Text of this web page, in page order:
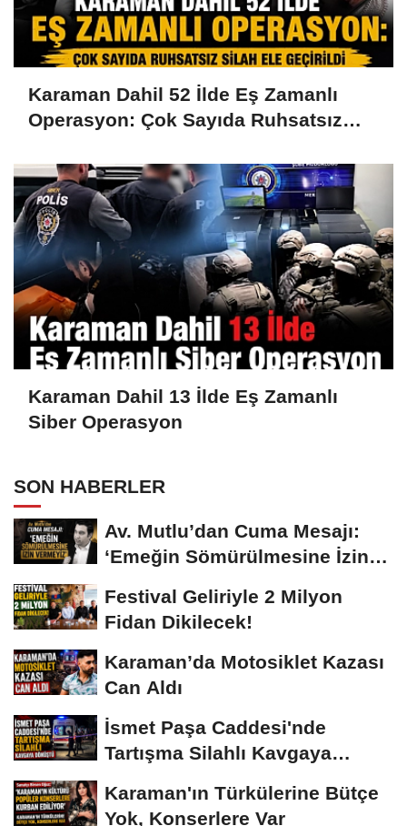
Karaman Dahil 52 İlde Eş Zamanlı
Operasyon: Çok Sayıda Ruhsatsız
Karaman Dahil 13 İlde Eş Zamanlı
Siber Operasyon
SON HABERLER
Av. Mutlu’dan Cuma Mesajı:
‘Emeğin Sömürülmesine İzin
Festival Geliriyle 2 Milyon
Fidan Dikilecek!
Karaman’da Motosiklet Kazası
Can Aldı
İsmet Paşa Caddesi'nde
Tartışma Silahlı Kavgaya
Karaman'ın Türkülerine Bütçe
Yok, Konserlere Var